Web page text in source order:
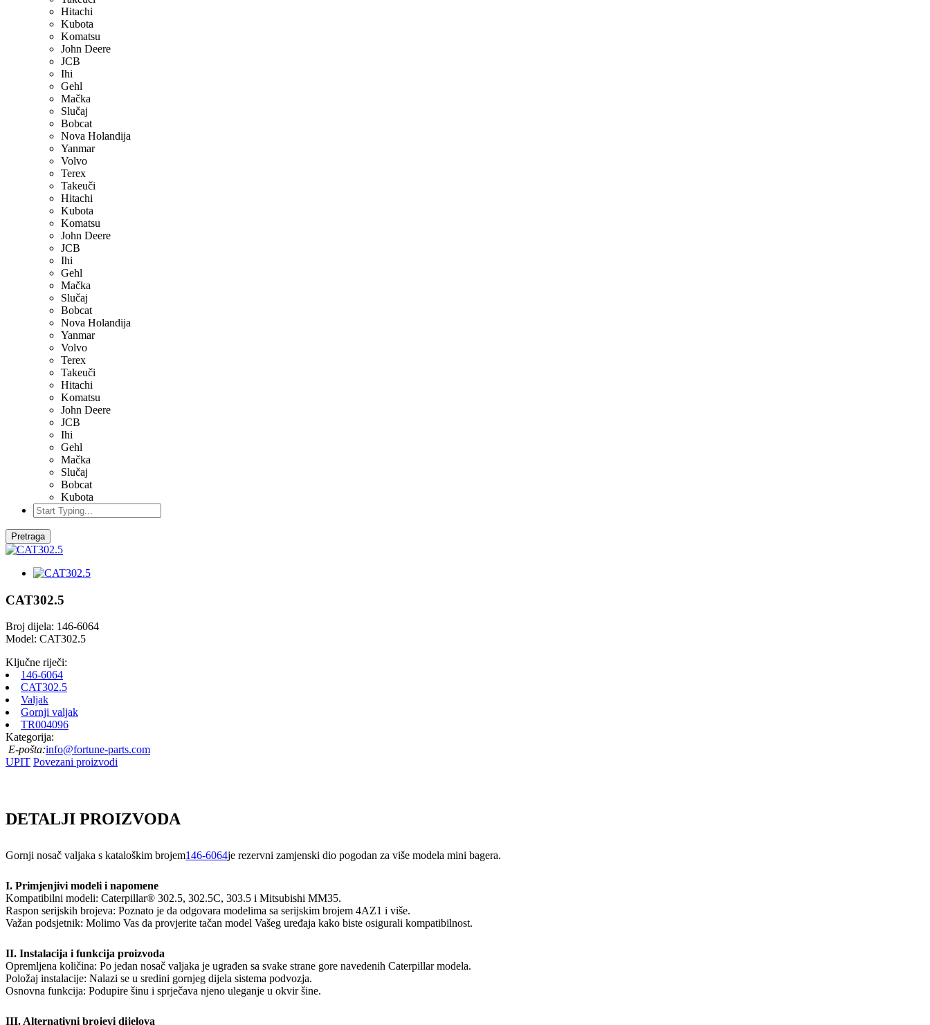
Hitachi
Kubota
Komatsu
John Deere
JCB
Ihi
Gehl
Mačka
Slučaj
Bobcat
Nova Holandija
Yanmar
Volvo
Terex
Takeuči
Hitachi
Kubota
Komatsu
John Deere
JCB
Ihi
Gehl
Mačka
Slučaj
Bobcat
Nova Holandija
Yanmar
Volvo
Terex
Takeuči
Hitachi
Komatsu
John Deere
JCB
Ihi
Gehl
Mačka
Slučaj
Bobcat
Kubota
Pretraga
CAT302.5
Broj dijela: 146-6064
Model: CAT302.5
Ključne riječi:
146-6064
CAT302.5
Valjak
Gornji valjak
TR004096
Kategorija:
E-pošta:info@fortune-parts.com
UPIT Povezani proizvodi
DETALJI PROIZVODA
Gornji nosač valjaka s kataloškim brojem146-6064je rezervni zamjenski dio pogodan za više modela mini bagera.
I. Primjenjivi modeli i napomene
Kompatibilni modeli: Caterpillar® 302.5, 302.5C, 303.5 i Mitsubishi MM35.
Raspon serijskih brojeva: Poznato je da odgovara modelima sa serijskim brojem 4AZ1 i više.
Važan podsjetnik: Molimo Vas da provjerite tačan model Vašeg uređaja kako biste osigurali kompatibilnost.
II. Instalacija i funkcija proizvoda
Opremljena količina: Po jedan nosač valjaka je ugrađen sa svake strane gore navedenih Caterpillar modela.
Položaj instalacije: Nalazi se u sredini gornjeg dijela sistema podvozja.
Osnovna funkcija: Podupire šinu i sprječava njeno uleganje u okvir šine.
III. Alternativni brojevi dijelova